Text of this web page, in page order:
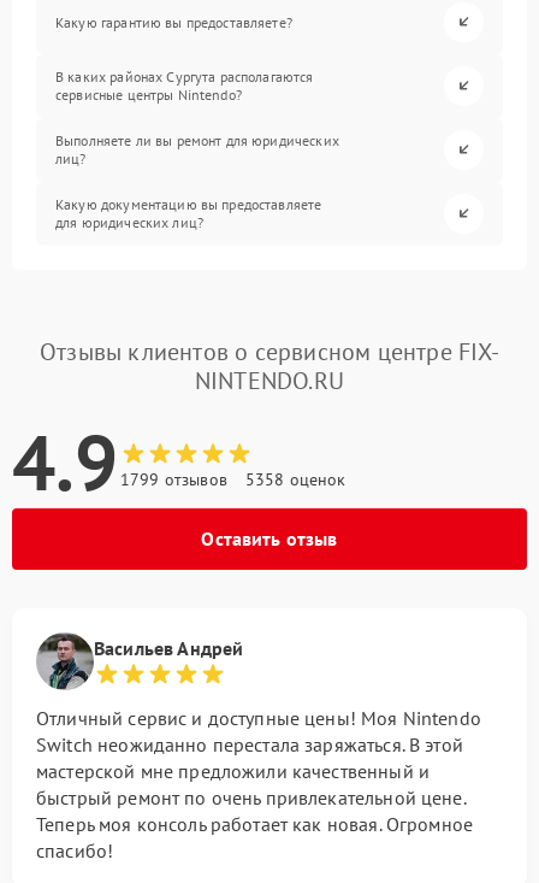
Какую гарантию вы предоставляете?
В каких районах Сургута располагаются
сервисные центры Nintendo?
Выполняете ли вы ремонт для юридических
лиц?
Какую документацию вы предоставляете
для юридических лиц?
Отзывы клиентов о сервисном центре FIX-
NINTENDO.RU
4.9 1799 отзывов 5358 оценок
Оставить отзыв
Васильев Андрей
Отличный сервис и доступные цены! Моя Nintendo
Switch неожиданно перестала заряжаться. В этой
мастерской мне предложили качественный и
быстрый ремонт по очень привлекательной цене.
Теперь моя консоль работает как новая. Огромное
спасибо!